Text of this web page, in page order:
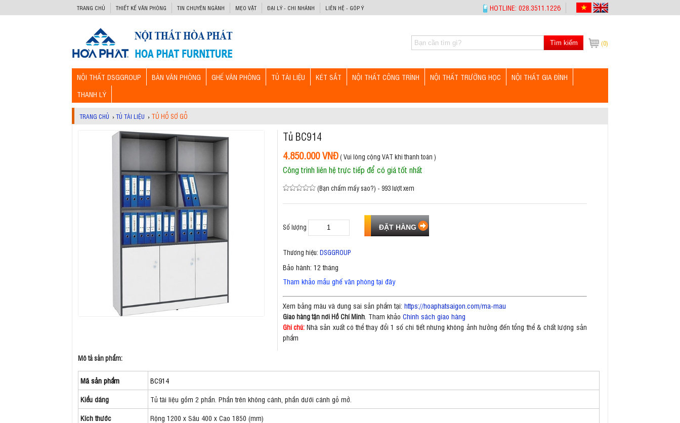
TRANG CHỦ THIẾT KẾ VĂN PHÒNG TIN CHUYÊN NGÀNH MẸO VẶT ĐẠI LÝ - CHI NHÁNH LIÊN HỆ - GÓP Ý HOTLINE: 028.3511.1226
(0)
Tìm kiếm
NỘI THẤT DSGGROUP BÀN VĂN PHÒNG GHẾ VĂN PHÒNG TỦ TÀI LIỆU KÉT SẮT NỘI THẤT CÔNG TRÌNH NỘI THẤT TRƯỜNG HỌC
NỘI THẤT GIA ĐÌNH
THANH LÝ
TRANG CHỦ ›TỦ TÀI LIỆU › TỦ HỒ SƠ GỖ
Tủ BC914
4.850.000 VNĐ( Vui lòng cộng VAT khi thanh toán )
Công trình liên hệ trực tiếp để có giá tốt nhất
(Bạn chấm mấy sao?) - 993 lượt xem
Số lượng
Thương hiệu: DSGGROUP
Bảo hành: 12 tháng
Tham khảo mẫu ghế văn phòng tại đây
Xem bảng màu và dung sai sản phẩm tại: https://hoaphatsaigon.com/ma-mau
Giao hàng tận nơi Hồ Chí Minh. Tham khảo Chính sách giao hàng
Ghi chú:Nhà sản xuất có thể thay đổi 1 số chi tiết nhưng không ảnh hưởng đến tổng thể & chất lượng sản
phẩm
Mô tả sản phẩm:
Mã sản phẩm
BC914
Kiểu dáng
Tủ tài liệu gồm 2 phần. Phần trên không cánh, phần dưới cánh gỗ mở.
Kích thước
Rộng 1200 x Sâu 400 x Cao 1850 (mm)